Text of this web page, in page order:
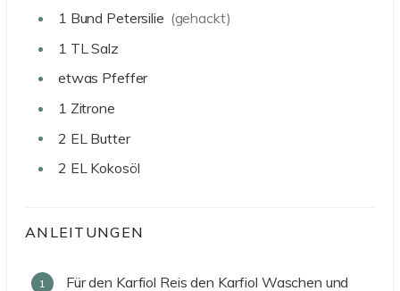
1 Bund Petersilie (gehackt)
1 TL Salz
etwas Pfeffer
1 Zitrone
2 EL Butter
2 EL Kokosöl
ANLEITUNGEN
Für den Karfiol Reis den Karfiol Waschen und